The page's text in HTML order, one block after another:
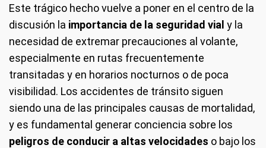
Este trágico hecho vuelve a poner en el centro de la
discusión la importancia de la seguridad vial y la
necesidad de extremar precauciones al volante,
especialmente en rutas frecuentemente
transitadas y en horarios nocturnos o de poca
visibilidad. Los accidentes de tránsito siguen
siendo una de las principales causas de mortalidad,
y es fundamental generar conciencia sobre los
peligros de conducir a altas velocidades o bajo los